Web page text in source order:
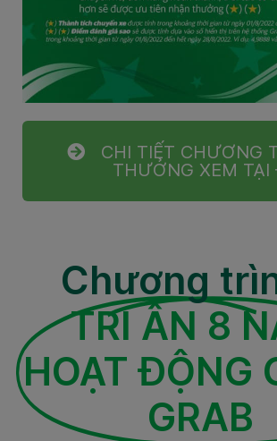
CHI TIẾT CHƯƠNG
THƯỞNG XEM TẠI
Chương
TRI ÂN 8
HOẠT ĐỘNG
GRAB